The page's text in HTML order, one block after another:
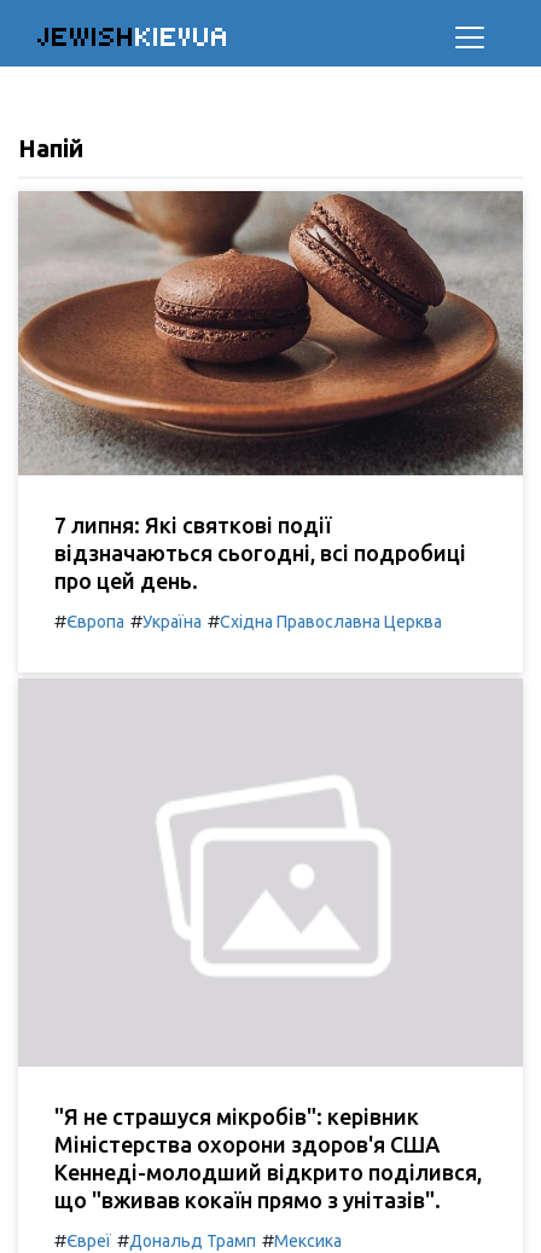
JEWISHKIEVUA
Напій
7 липня: Які святкові події
відзначаються сьогодні, всі подробиці
про цей день.
#Європа #Україна #Східна Православна Церква
"Я не страшуся мікробів": керівник
Міністерства охорони здоров'я США
Кеннеді-молодший відкрито поділився,
що "вживав кокаїн прямо з унітазів".
#Євреї #Дональд Трамп #Мексика